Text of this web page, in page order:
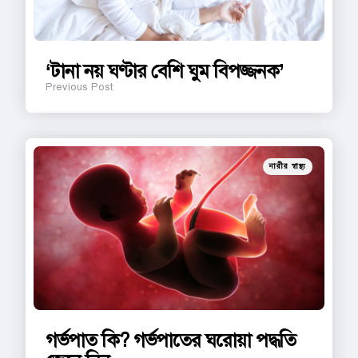
‘টানা নয় ঘণ্টার বেশি ঘুম বিপজ্জনক’
Previous Post
Posted
in
নারীর স্বাস্থ্য
গর্ভপাত কি? গর্ভপাতের ঘরোয়া পদ্ধতি